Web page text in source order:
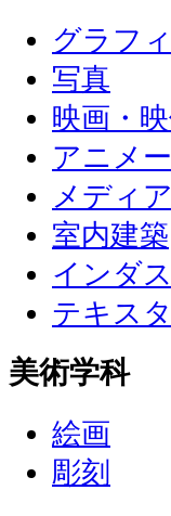
グラフ
写真
映画・
アニメ
メディ
室内建築
インダ
テキス
美術学科
絵画
彫刻